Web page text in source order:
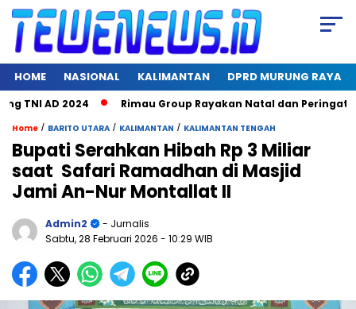
HOME NASIONAL KALIMANTAN DPRD MURUNG RAYA
AD 2024 Rimau Group Rayakan Natal dan Peringati Hari
Home / BARITO UTARA / KALIMANTAN / KALIMANTAN TENGAH
Bupati Serahkan Hibah Rp 3 Miliar
saat Safari Ramadhan di Masjid
Jami An-Nur Montallat II
Admin2
- Jurnalis
Sabtu, 28 Februari 2026 - 10:29 WIB